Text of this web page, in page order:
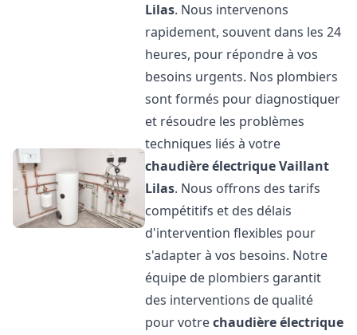
Lilas. Nous intervenons
rapidement, souvent dans les 24
heures, pour répondre à vos
besoins urgents. Nos plombiers
sont formés pour diagnostiquer
et résoudre les problèmes
techniques liés à votre
chaudière électrique Vaillant
Lilas. Nous offrons des tarifs
compétitifs et des délais
d'intervention flexibles pour
s'adapter à vos besoins. Notre
équipe de plombiers garantit
des interventions de qualité
pour votrechaudière électrique